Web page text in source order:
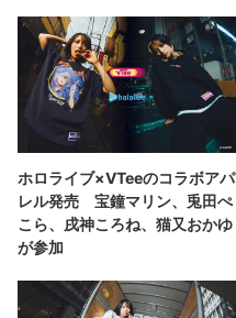
ホロライブ×VTeeのコラボアパ
レル発売 宝鐘マリン、兎田ぺ
こら、戌神ころね、猫又おかゆ
が参加